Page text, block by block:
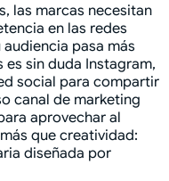
las marcas necesitan
en las redes
pasa más
es sin duda Instagram,
social para compartir
canal de marketing
aprovechar al
que creatividad:
diseñada por